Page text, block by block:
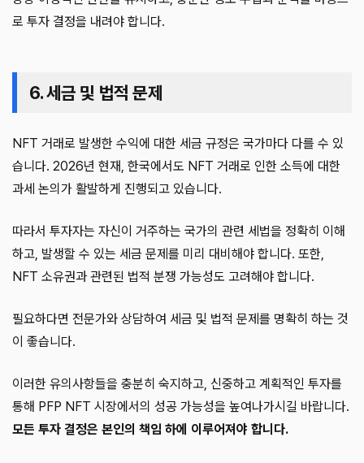
로 투자 결정을 내려야 합니다.
6. 세금 및 법적 문제
NFT 거래로 발생한 수익에 대한 세금 규정은 국가마다 다를 수 있
습니다. 2026년 현재, 한국에서도 NFT 거래로 인한 소득에 대한
과세 논의가 활발하게 진행되고 있습니다.
따라서 투자자는 자신이 거주하는 국가의 관련 세법을 정확히 이해
하고, 발생할 수 있는 세금 문제를 미리 대비해야 합니다. 또한,
NFT 소유권과 관련된 법적 분쟁 가능성도 고려해야 합니다.
필요하다면 전문가와 상담하여 세금 및 법적 문제를 명확히 하는 것
이 좋습니다.
이러한 유의사항들을 충분히 숙지하고, 신중하고 계획적인 투자를
통해 PFP NFT 시장에서의 성공 가능성을 높여나가시길 바랍니다.
모든 투자 결정은 본인의 책임 하에 이루어져야 합니다.